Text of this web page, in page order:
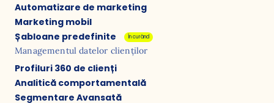
Automatizare de marketing
Marketing mobil
Șabloane predefinite
În curând
Managementul datelor clienților
Profiluri 360 de clienți
Analitică comportamentală
Segmentare Avansată